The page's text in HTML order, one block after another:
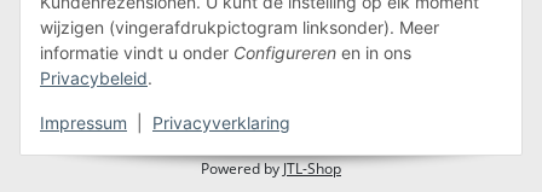
wijzigen (vingerafdrukpictogram linksonder). Meer
informatie vindt u onder Configureren en in ons
Privacybeleid.
Impressum Privacyverklaring
#global.withdrawalForm#
* Alle prijzen zijn inclusief btw.plus
Powered byJTL-Shop